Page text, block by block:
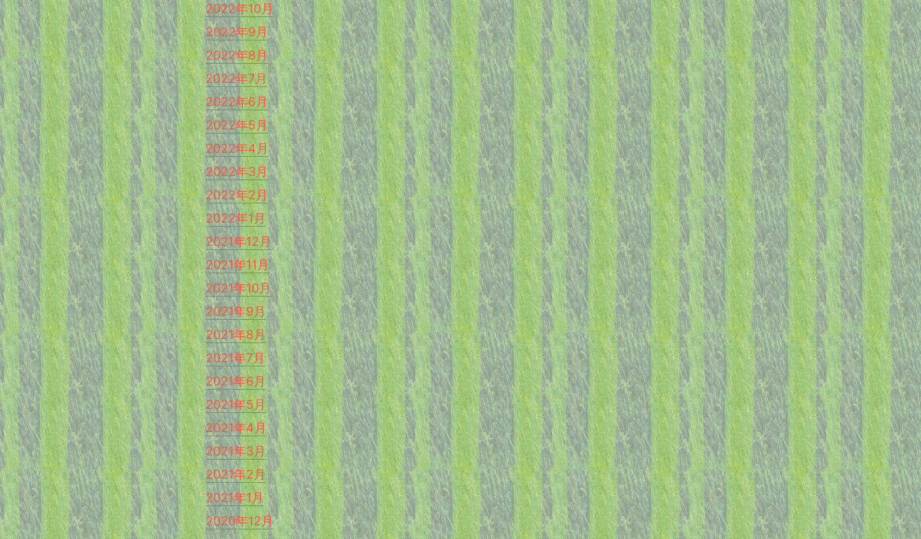
2022年10月
2022年9月
2022年8月
2022年7月
2022年6月
2022年5月
2022年4月
2022年3月
2022年2月
2022年1月
2021年12月
2021年11月
2021年10月
2021年9月
2021年8月
2021年7月
2021年6月
2021年5月
2021年4月
2021年3月
2021年2月
2021年1月
2020年12月